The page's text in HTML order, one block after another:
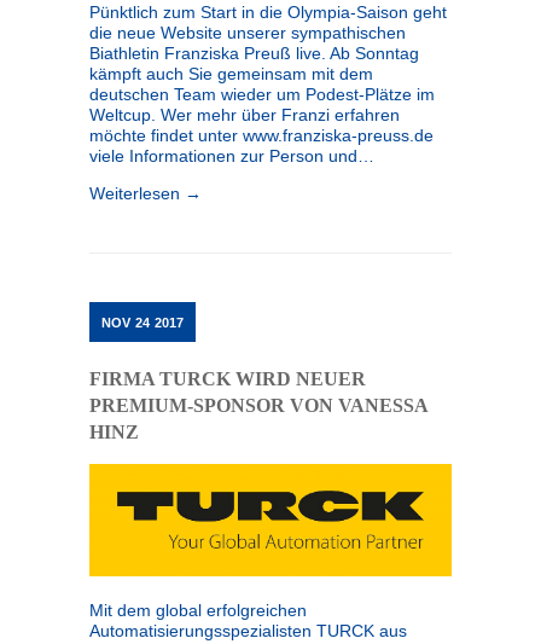
Pünktlich zum Start in die Olympia-Saison geht
die neue Website unserer sympathischen
Biathletin Franziska Preuß live. Ab Sonntag
kämpft auch Sie gemeinsam mit dem
deutschen Team wieder um Podest-Plätze im
Weltcup. Wer mehr über Franzi erfahren
möchte findet unter www.franziska-preuss.de
viele Informationen zur Person und…
Weiterlesen →
NOV 24 2017
FIRMA TURCK WIRD NEUER
PREMIUM-SPONSOR VON VANESSA
HINZ
Mit dem global erfolgreichen
Automatisierungsspezialisten TURCK aus